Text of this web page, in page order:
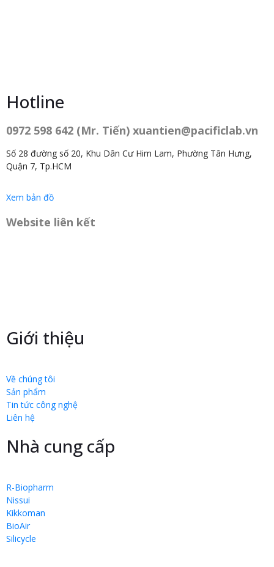
Hotline
0972 598 642 (Mr. Tiến) xuantien@pacificlab.vn
Số 28 đường số 20, Khu Dân Cư Him Lam, Phường Tân Hưng,
Quận 7, Tp.HCM
Xem bản đồ
Website liên kết
Giới thiệu
Về chúng tôi
Sản phẩm
Tin tức công nghệ
Liên hệ
Nhà cung cấp
R-Biopharm
Nissui
Kikkoman
BioAir
Silicycle